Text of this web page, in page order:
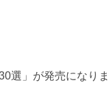
選」が発売になり